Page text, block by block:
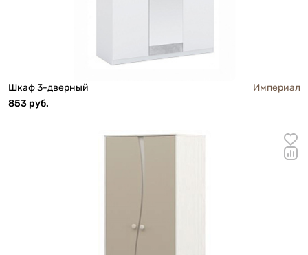
Шкаф 3-дверный
Империал
853 руб.